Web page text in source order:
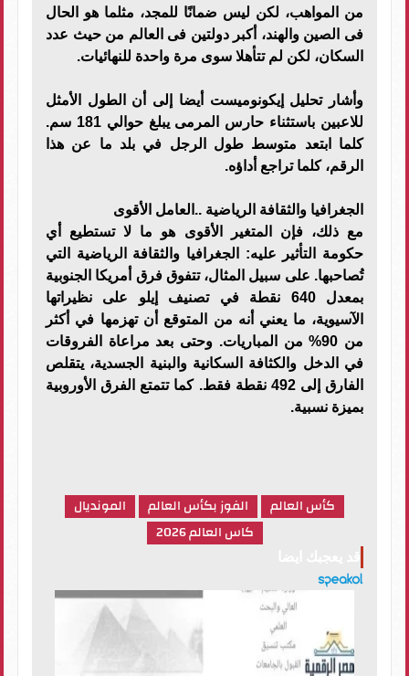
من المواهب، لكن ليس ضمانًا للمجد، مثلما هو الحال
فى الصين والهند، أكبر دولتين فى العالم من حيث عدد
السكان، لكن لم تتأهلا سوى مرة واحدة للنهائيات.
وأشار تحليل إيكونوميست أيضا إلى أن الطول الأمثل
للاعبين باستثناء حارس المرمى يبلغ حوالي 181 سم.
كلما ابتعد متوسط طول الرجل في بلد ما عن هذا
الرقم، كلما تراجع أداؤه.
الجغرافيا والثقافة الرياضية ..العامل الأقوى
مع ذلك، فإن المتغير الأقوى هو ما لا تستطيع أي
حكومة التأثير عليه: الجغرافيا والثقافة الرياضية التي
تُصاحبها. على سبيل المثال، تتفوق فرق أمريكا الجنوبية
بمعدل 640 نقطة في تصنيف إيلو على نظيراتها
الآسيوية، ما يعني أنه من المتوقع أن تهزمها في أكثر
من 90% من المباريات. وحتى بعد مراعاة الفروقات
في الدخل والكثافة السكانية والبنية الجسدية، يتقلص
الفارق إلى 492 نقطة فقط. كما تتمتع الفرق الأوروبية
بميزة نسبية.
كأس العالم الفوز بكأس العالم
المونديال
كاس العالم 2026